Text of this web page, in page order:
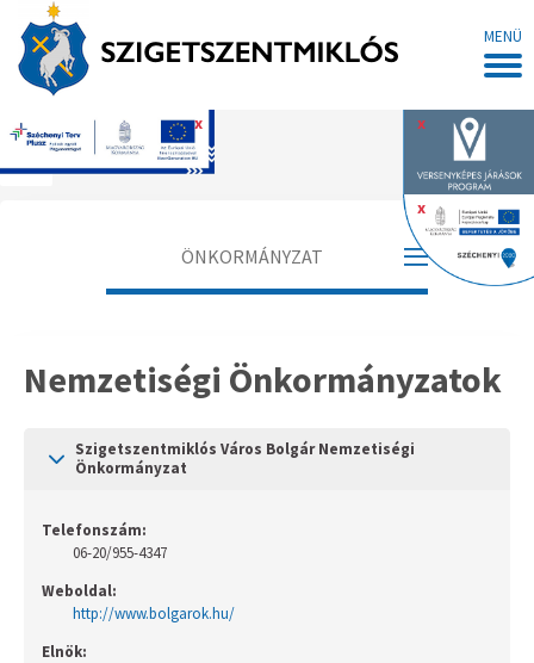
MENÜ
x
x
x
Főoldal
ÖNKORMÁNYZAT
Alpolgármester
Országgyűlési képviselő
Nemzetiségi Önkormányzatok
Szigetszentmiklós Város Bolgár Nemzetiségi
Önkormányzat
Telefonszám:
06-20/955-4347
Weboldal:
http://www.bolgarok.hu/
Elnök: